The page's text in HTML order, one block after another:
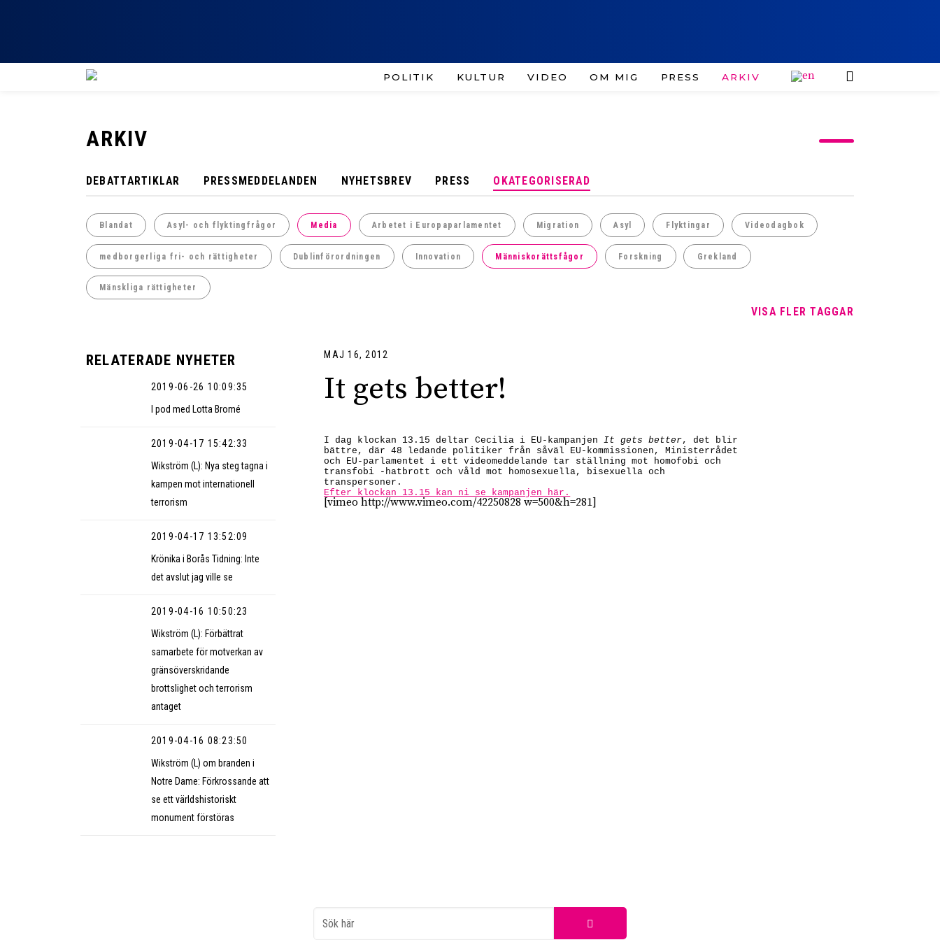
POLITIK KULTUR VIDEO OM MIG PRESS ARKIV
ARKIV
DEBATTARTIKLAR PRESSMEDDELANDEN NYHETSBREV PRESS OKATEGORISERAD
Blandat Asyl- och flyktingfrågor Media Arbetet i Europaparlamentet Migration Asyl Flyktingar Videodagbok
medborgerliga fri- och rättigheter Dublinförordningen Innovation Människorättsfågor Forskning Grekland
Mänskliga rättigheter
VISA FLER TAGGAR
RELATERADE NYHETER
2019-06-26 10:09:35
I pod med Lotta Bromé
2019-04-17 15:42:33
Wikström (L): Nya steg tagna i
kampen mot internationell
terrorism
2019-04-17 13:52:09
Krönika i Borås Tidning: Inte
det avslut jag ville se
2019-04-16 10:50:23
Wikström (L): Förbättrat
samarbete för motverkan av
gränsöverskridande
brottslighet och terrorism
antaget
2019-04-16 08:23:50
Wikström (L) om branden i
Notre Dame: Förkrossande att
se ett världshistoriskt
monument förstöras
MAJ 16, 2012
It gets better!
I dag klockan 13.15 deltar Cecilia i EU-kampanjenIt gets better, det blir
bättre, där 48 ledande politiker från såväl EU-kommissionen, Ministerrådet
och EU-parlamentet i ett videomeddelande tar ställning mot homofobi och
transfobi -hatbrott och våld mot homosexuella, bisexuella och
transpersoner.
Efter klockan 13.15 kan ni se kampanjen här.
[vimeo http://www.vimeo.com/42250828 w=500&h=281]